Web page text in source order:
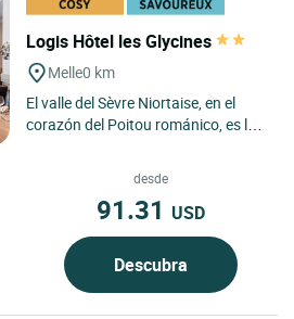
Logis Hôtel les Glycines
Melle0 km
El valle del Sèvre Niortaise, en el
corazón del Poitou románico, es la
desde
91.31 USD
Descubra